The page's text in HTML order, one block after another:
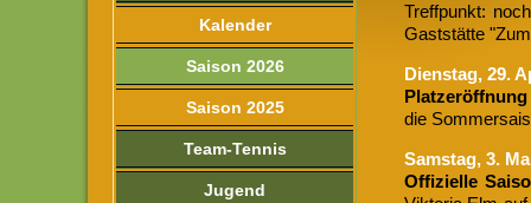
Kalender
Saison 2026
Saison 2025
Team-Tennis
Jugend
Treffpunkt:
Gaststätte
Dienstag, 29.
die
Samstag, 3.
Offizielle